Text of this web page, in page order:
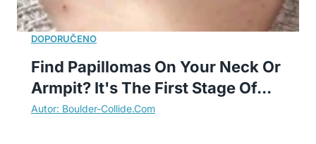
Find Papillomas On Your Neck Or
Armpit? It's The First Stage Of...